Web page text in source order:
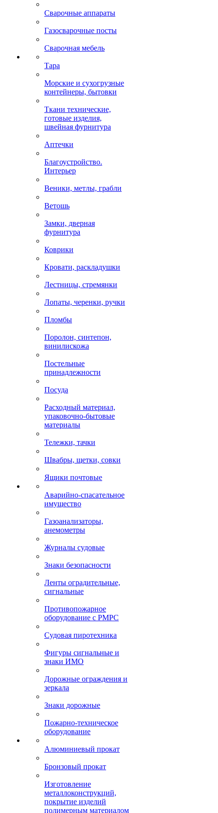
Сварочные аппараты
Газосварочные посты
Сварочная мебель
Тара
Морские и сухогрузные
контейнеры, бытовки
Ткани технические,
готовые изделия,
швейная фурнитура
Аптечки
Благоустройство.
Интерьер
Веники, метлы, грабли
Ветошь
Замки, дверная
фурнитура
Коврики
Кровати, раскладушки
Лестницы, стремянки
Лопаты, черенки, ручки
Пломбы
Поролон, синтепон,
винилискожа
Постельные
принадлежности
Посуда
Расходный материал,
упаковочно-бытовые
материалы
Тележки, тачки
Швабры, щетки, совки
Ящики почтовые
Аварийно-спасательное
имущество
Газоанализаторы,
анемометры
Журналы судовые
Знаки безопасности
Ленты оградительные,
сигнальные
Противопожарное
оборудование с РМРС
Судовая пиротехника
Фигуры сигнальные и
знаки ИМО
Дорожные ограждения и
зеркала
Знаки дорожные
Пожарно-техническое
оборудование
Алюминиевый прокат
Бронзовый прокат
Изготовление
металлоконструкций,
покрытие изделий
полимерным материалом